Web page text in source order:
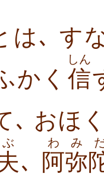
は､ す
かく 信
しん
､ おほ
ぶ
､ 阿
わ
弥
み